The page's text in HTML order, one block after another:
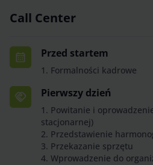
Call Center
Przed startem
1. Formalności kadrowe
Pierwszy dzień
1. Powitanie i
stacjonarnej)
2. Przedstawienie
3. Przekazanie sprzętu
4. Wprowadzenie do